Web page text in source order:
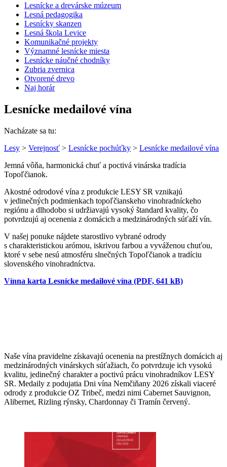
Lesnícke a drevárske múzeum
Lesná pedagogika
Lesnícky skanzen
Lesná škola Levice
Komunikačné projekty
Významné lesnícke miesta
Lesnícke náučné chodníky
Zubria zvernica
Otvorené drevo
Naj horár
Lesnícke medailové vína
Nacházate sa tu:
Lesy > Verejnosť > Lesnícke pochúťky > Lesnícke medailové vína
Jemná vôňa, harmonická chuť a poctivá vinárska tradícia
Topoľčianok.
Akostné odrodové vína z produkcie LESY SR vznikajú
v jedinečných podmienkach topoľčianskeho vinohradníckeho
regiónu a dlhodobo si udržiavajú vysoký štandard kvality, čo
potvrdzujú aj ocenenia z domácich a medzinárodných súťaží vín.
V našej ponuke nájdete starostlivo vybrané odrody
s charakteristickou arómou, iskrivou farbou a vyváženou chuťou,
ktoré v sebe nesú atmosféru slnečných Topoľčianok a tradíciu
slovenského vinohradníctva.
Vínna karta Lesnícke medailové vína (PDF, 641 kB)
Naše vína pravidelne získavajú ocenenia na prestížnych domácich aj
medzinárodných vinárskych súťažiach, čo potvrdzuje ich vysokú
kvalitu, jedinečný charakter a poctivú prácu vinohradníkov LESY
SR. Medaily z podujatia Dni vína Nemčiňany 2026 získali viaceré
odrody z produkcie OZ Tribeč, medzi nimi Cabernet Sauvignon,
Alibernet, Rizling rýnsky, Chardonnay či Tramín červený.